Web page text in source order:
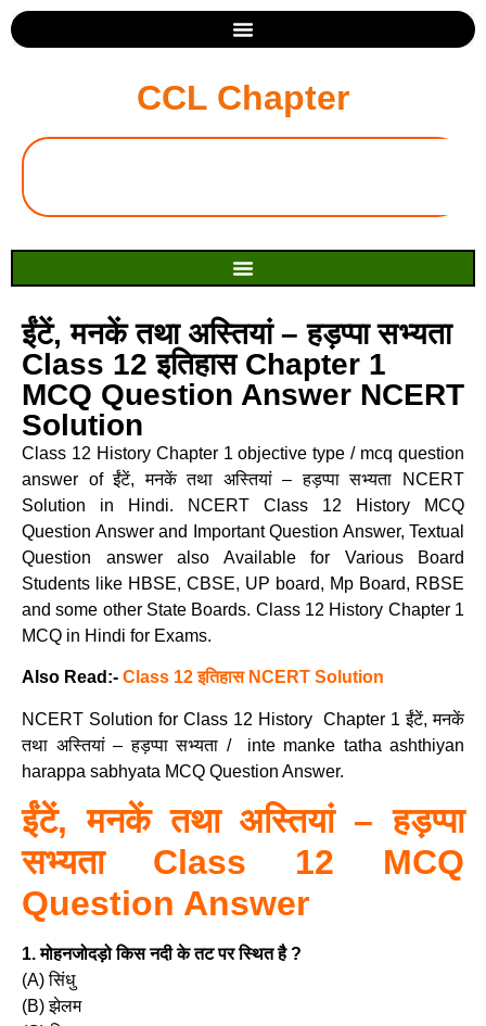
CCL Chapter
ईंटें, मनकें तथा अस्तियां – हड़प्पा सभ्यता
Class 12 इतिहास Chapter 1
MCQ Question Answer NCERT
Solution
Class 12 History Chapter 1 objective type / mcq question
answer of ईंटें, मनकें तथा अस्तियां – हड़प्पा सभ्यता NCERT
Solution in Hindi. NCERT Class 12 History MCQ
Question Answer and Important Question Answer, Textual
Question answer also Available for Various Board
Students like HBSE, CBSE, UP board, Mp Board, RBSE
and some other State Boards. Class 12 History Chapter 1
MCQ in Hindi for Exams.
Also Read:- Class 12 इतिहास NCERT Solution
NCERT Solution for Class 12 History Chapter 1 ईंटें, मनकें
तथा अस्तियां – हड़प्पा सभ्यता / inte manke tatha ashthiyan
harappa sabhyata MCQ Question Answer.
ईंटें, मनकें तथा अस्तियां – हड़प्पा
सभ्यता Class 12 MCQ
Question Answer
1. मोहनजोदड़ो किस नदी के तट पर स्थित है ?
(A) सिंधु
(B) झेलम